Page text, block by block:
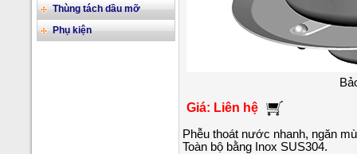
Thùng tách dầu mỡ
Phụ kiện
Giá: Liên hệ
Phễu thoát nước nhanh, ngăn
Toàn bộ bằng Inox SUS304.